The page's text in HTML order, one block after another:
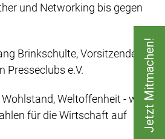
und Networking bis gegen
Brinkschulte, Vorsitzender
Presseclubs e.V.
Weltoffenheit - was
für die Wirtschaft auf
Jetzt Mitmachen!